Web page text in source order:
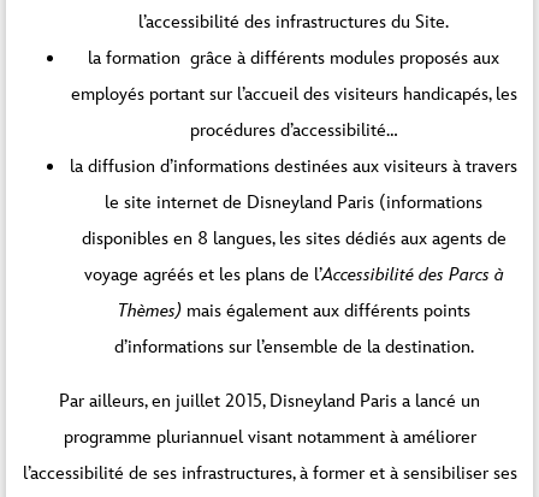
l’accessibilité des infrastructures du Site.
la formation grâce à différents modules proposés aux
employés portant sur l’accueil des visiteurs handicapés, les
procédures d’accessibilité…
la diffusion d’informations destinées aux visiteurs à travers
le site internet de Disneyland Paris (informations
disponibles en 8 langues, les sites dédiés aux agents de
voyage agréés et les plans de l’Accessibilité des Parcs à
Thèmes)mais également aux différents points
d’informations sur l’ensemble de la destination.
Par ailleurs, en juillet 2015, Disneyland Paris a lancé un
programme pluriannuel visant notamment à améliorer
l’accessibilité de ses infrastructures, à former et à sensibiliser ses